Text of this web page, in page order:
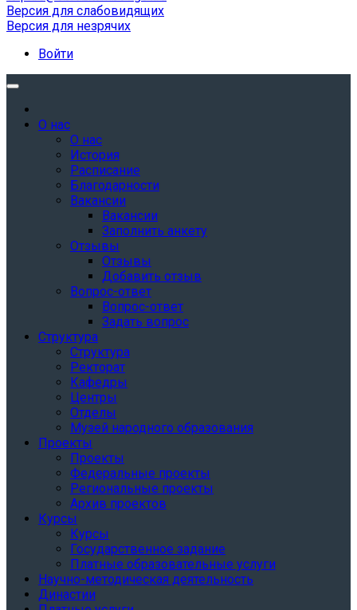
Версия для слабовидящих
Версия для незрячих
Войти
О нас
О нас
История
Расписание
Благодарности
Вакансии
Вакансии
Заполнить анкету
Отзывы
Отзывы
Добавить отзыв
Вопрос-ответ
Вопрос-ответ
Задать вопрос
Структура
Структура
Ректорат
Кафедры
Центры
Отделы
Музей народного образования
Проекты
Проекты
Федеральные проекты
Региональные проекты
Архив проектов
Курсы
Курсы
Государственное задание
Платные образовательные услуги
Научно-методическая деятельность
Династии